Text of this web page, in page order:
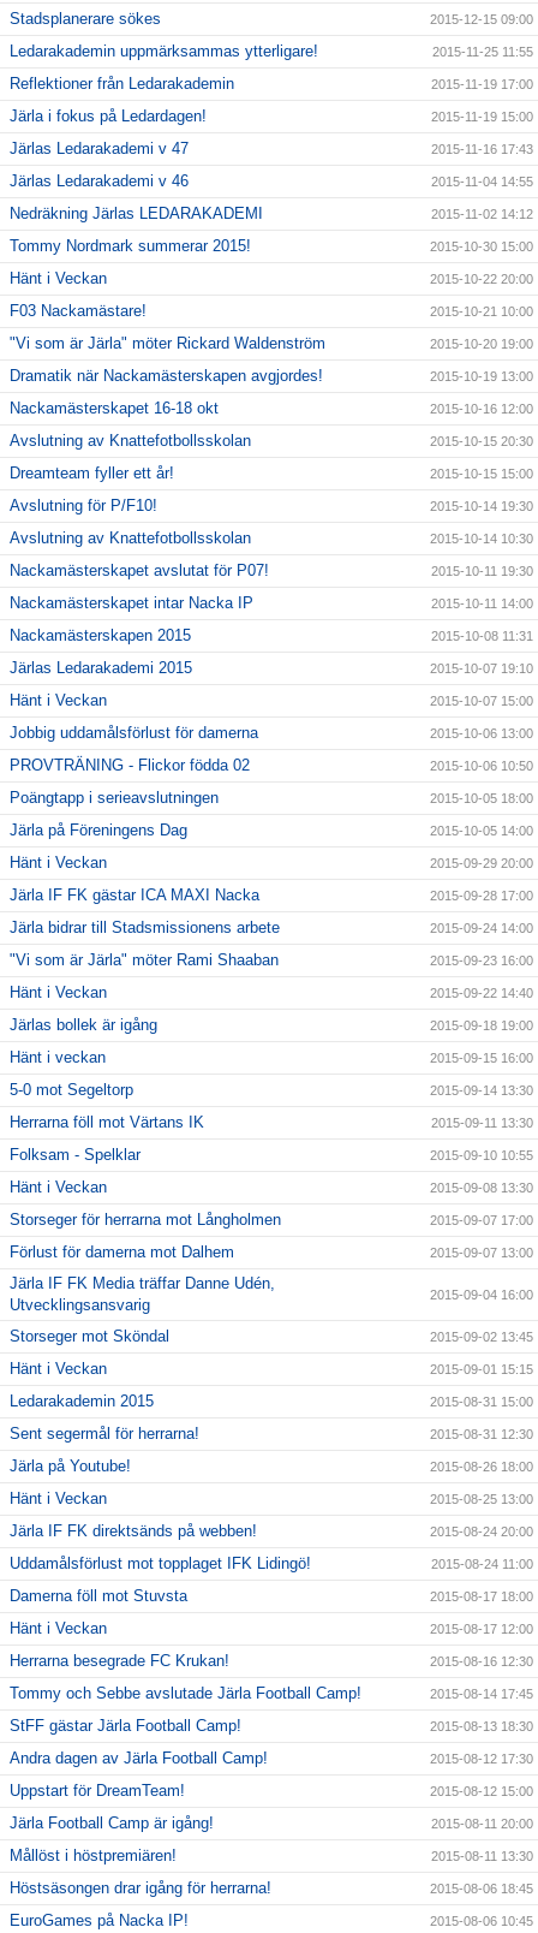
Stadsplanerare sökes 2015-12-15 09:00
Ledarakademin uppmärksammas ytterligare! 2015-11-25 11:55
Reflektioner från Ledarakademin 2015-11-19 17:00
Järla i fokus på Ledardagen! 2015-11-19 15:00
Järlas Ledarakademi v 47 2015-11-16 17:43
Järlas Ledarakademi v 46 2015-11-04 14:55
Nedräkning Järlas LEDARAKADEMI 2015-11-02 14:12
Tommy Nordmark summerar 2015! 2015-10-30 15:00
Hänt i Veckan 2015-10-22 20:00
F03 Nackamästare! 2015-10-21 10:00
"Vi som är Järla" möter Rickard Waldenström 2015-10-20 19:00
Dramatik när Nackamästerskapen avgjordes! 2015-10-19 13:00
Nackamästerskapet 16-18 okt 2015-10-16 12:00
Avslutning av Knattefotbollsskolan 2015-10-15 20:30
Dreamteam fyller ett år! 2015-10-15 15:00
Avslutning för P/F10! 2015-10-14 19:30
Avslutning av Knattefotbollsskolan 2015-10-14 10:30
Nackamästerskapet avslutat för P07! 2015-10-11 19:30
Nackamästerskapet intar Nacka IP 2015-10-11 14:00
Nackamästerskapen 2015 2015-10-08 11:31
Järlas Ledarakademi 2015 2015-10-07 19:10
Hänt i Veckan 2015-10-07 15:00
Jobbig uddamålsförlust för damerna 2015-10-06 13:00
PROVTRÄNING - Flickor födda 02 2015-10-06 10:50
Poängtapp i serieavslutningen 2015-10-05 18:00
Järla på Föreningens Dag 2015-10-05 14:00
Hänt i Veckan 2015-09-29 20:00
Järla IF FK gästar ICA MAXI Nacka 2015-09-28 17:00
Järla bidrar till Stadsmissionens arbete 2015-09-24 14:00
"Vi som är Järla" möter Rami Shaaban 2015-09-23 16:00
Hänt i Veckan 2015-09-22 14:40
Järlas bollek är igång 2015-09-18 19:00
Hänt i veckan 2015-09-15 16:00
5-0 mot Segeltorp 2015-09-14 13:30
Herrarna föll mot Värtans IK 2015-09-11 13:30
Folksam - Spelklar 2015-09-10 10:55
Hänt i Veckan 2015-09-08 13:30
Storseger för herrarna mot Långholmen 2015-09-07 17:00
Förlust för damerna mot Dalhem 2015-09-07 13:00
Järla IF FK Media träffar Danne Udén,
Utvecklingsansvarig
2015-09-04 16:00
Storseger mot Sköndal 2015-09-02 13:45
Hänt i Veckan 2015-09-01 15:15
Ledarakademin 2015 2015-08-31 15:00
Sent segermål för herrarna! 2015-08-31 12:30
Järla på Youtube! 2015-08-26 18:00
Hänt i Veckan 2015-08-25 13:00
Järla IF FK direktsänds på webben! 2015-08-24 20:00
Uddamålsförlust mot topplaget IFK Lidingö! 2015-08-24 11:00
Damerna föll mot Stuvsta 2015-08-17 18:00
Hänt i Veckan 2015-08-17 12:00
Herrarna besegrade FC Krukan! 2015-08-16 12:30
Tommy och Sebbe avslutade Järla Football Camp! 2015-08-14 17:45
StFF gästar Järla Football Camp! 2015-08-13 18:30
Andra dagen av Järla Football Camp! 2015-08-12 17:30
Uppstart för DreamTeam! 2015-08-12 15:00
Järla Football Camp är igång! 2015-08-11 20:00
Mållöst i höstpremiären! 2015-08-11 13:30
Höstsäsongen drar igång för herrarna! 2015-08-06 18:45
EuroGames på Nacka IP! 2015-08-06 10:45